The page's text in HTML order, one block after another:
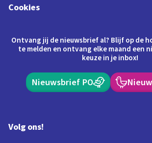
Cookies
Ontvang jij de nieuwsbrief al? Blijf op de
te melden en ontvang elke maand een
keuze in je inbox!
Nieuwsbrief PO
Volg ons!